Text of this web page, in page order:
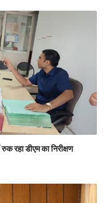
रहा डीएम का निरीक्षण